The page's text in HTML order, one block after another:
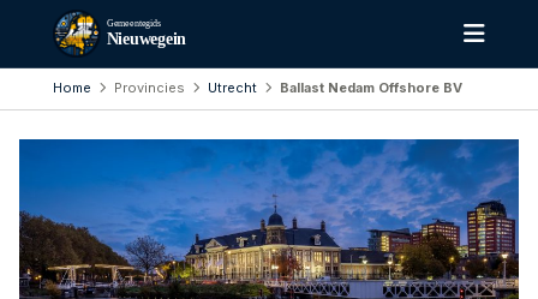
Gemeentegids
Nieuwegein
Home Provincies Utrecht Ballast Nedam Offshore BV